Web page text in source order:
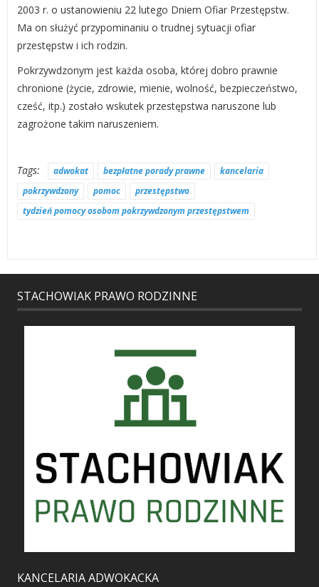
2003 r. o ustanowieniu 22 lutego Dniem Ofiar Przestępstw.
Ma on służyć przypominaniu o trudnej sytuacji ofiar
przestępstw i ich rodzin.
Pokrzywdzonym jest każda osoba, której dobro prawnie
chronione (życie, zdrowie, mienie, wolność, bezpieczeństwo,
cześć, itp.) zostało wskutek przestępstwa naruszone lub
zagrożone takim naruszeniem.
Tags: adwokat bezpłatne porady prawne
kancelaria
pokrzywdzony
pomoc
przestępstwo
tydzień pomocy osobom pokrzywdzonym przestępstwem
STACHOWIAK PRAWO RODZINNE
KANCELARIA ADWOKACKA